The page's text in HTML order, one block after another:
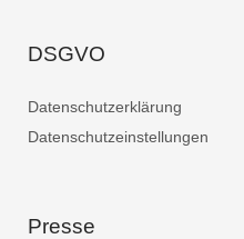
DSGVO
Datenschutzerklärung
Datenschutzeinstellungen
Presse